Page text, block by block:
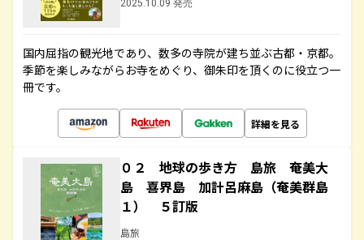
2025.10.09 発売
国内屈指の観光地であり、数多の寺院が建ち並ぶ古都・京都。
季節を楽しみながらお寺をめぐり、御朱印を頂くのに役立つ一
冊です。
詳細を見る
０２ 地球の歩き方 島旅 奄美大
島 喜界島 加計呂麻島（奄美群島
１） ５訂版
島旅